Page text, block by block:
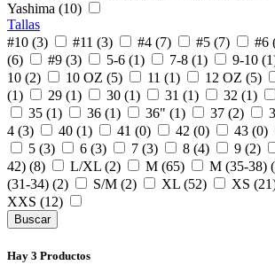
Yashima (10)
Tallas
#10 (3)
#11 (3) #4 (7) #5 (7) #6
(6)
#9 (3) 5-6 (1) 7-8 (1) 9-10
10 (2)
10 OZ (5) 11 (1) 12 OZ (5)
(1)
29 (1) 30 (1) 31 (1) 32 (1)
35 (1)
36 (1) 36" (1) 37 (2)
4 (3)
40 (1) 41 (0) 42 (0) 43 (0)
5 (3)
6 (3) 7 (3) 8 (4) 9 (2)
42) (8)
L/XL (2) M (65) M (35-38)
(31-34) (2)
S/M (2) XL (52) XS
XXS (12)
Hay 3 Productos